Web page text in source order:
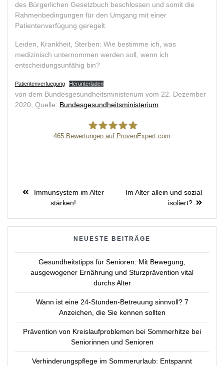
des Bürgerlichen Gesetzbuch beschlossen und somit die
Rahmenbedingungen für den Umgang mit einer
Patientenverfügung geregelt.
Leiden, Krankheit, Sterben: Wie bestimme ich, was
medizinisch unternommen werden soll, wenn ich
entscheidungsunfähig bin?
Patientenverfuegung Herunterladen
von dem Bundesgesundheitsministerium vom 22. Dezember
2020, Quelle: Bundesgesundheitsministerium
465 Bewertungen auf ProvenExpert.com
Beitragsnavigation
Previous
Immunsystem im Alter
stärken!
Next
Im Alter allein und sozial
isoliert?
NEUESTE BEITRÄGE
Gesundheitstipps für Senioren: Mit Bewegung,
ausgewogener Ernährung und Sturzprävention vital
durchs Alter
Wann ist eine 24-Stunden-Betreuung sinnvoll? 7
Anzeichen, die Sie kennen sollten
Prävention von Kreislaufproblemen bei Sommerhitze bei
Seniorinnen und Senioren
Verhinderungspflege im Sommerurlaub: Entspannt